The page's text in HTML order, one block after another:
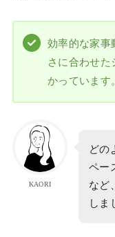
効率的な家事
さに合わせ
かっています
KAORI
どの
ペー
など
しま